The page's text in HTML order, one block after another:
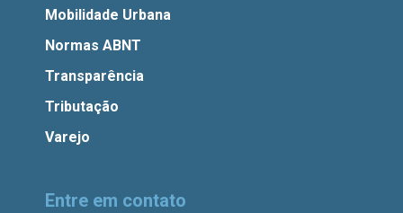
Mobilidade Urbana
Normas ABNT
Transparência
Tributação
Varejo
Entre em contato